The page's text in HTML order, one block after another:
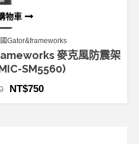
物車
Gator&frameworks
麥克風防震架
SM5560)
NT$750